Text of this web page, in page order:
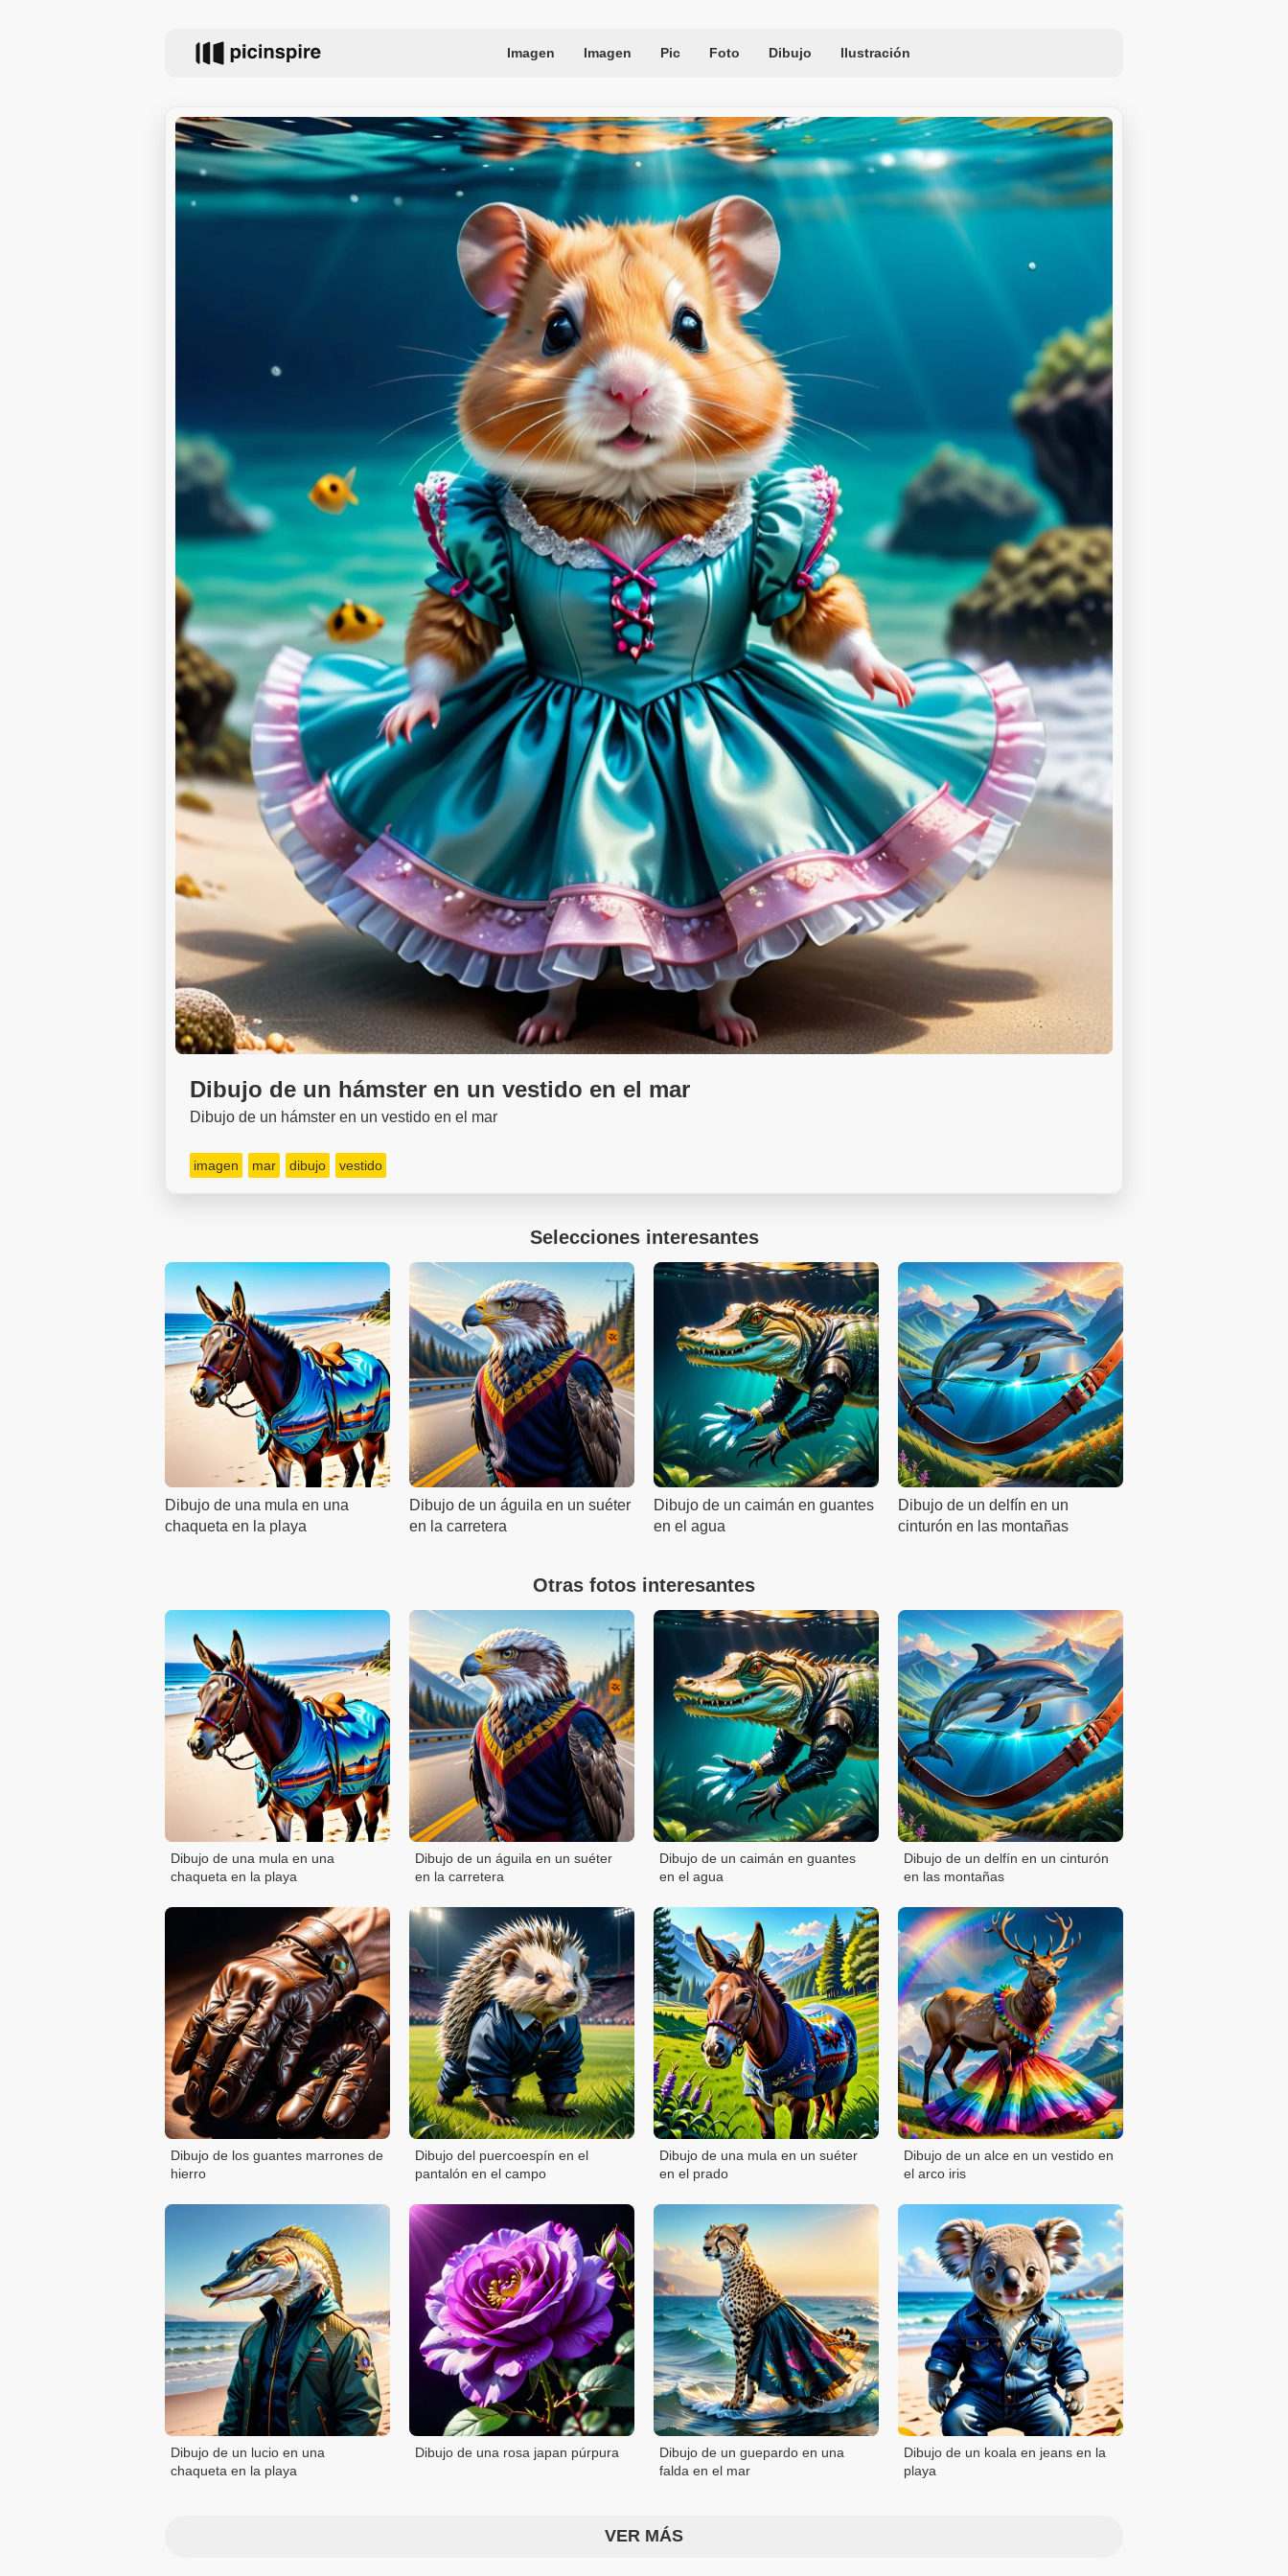
Imagen Imagen Pic Foto Dibujo Ilustración
Dibujo de un hámster en un vestido en el mar
Dibujo de un hámster en un vestido en el mar
imagen mar dibujo vestido
Selecciones interesantes
Dibujo de una mula en una
chaqueta en la playa
Dibujo de un águila en un suéter
en la carretera
Dibujo de un caimán en guantes
en el agua
Dibujo de un delfín en un
cinturón en las montañas
Otras fotos interesantes
Dibujo de una mula en una
chaqueta en la playa
Dibujo de un águila en un suéter
en la carretera
Dibujo de un caimán en guantes
en el agua
Dibujo de un delfín en un cinturón
en las montañas
Dibujo de los guantes marrones de
hierro
Dibujo del puercoespín en el
pantalón en el campo
Dibujo de una mula en un suéter
en el prado
Dibujo de un alce en un vestido en
el arco iris
Dibujo de un lucio en una
chaqueta en la playa
Dibujo de una rosa japan púrpura
Dibujo de un guepardo en una
falda en el mar
Dibujo de un koala en jeans en la
playa
VER MÁS